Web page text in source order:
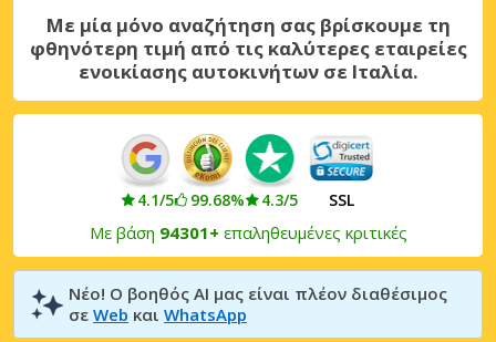
Με μία μόνο αναζήτηση σας βρίσκουμε τη
φθηνότερη τιμή από τις καλύτερες εταιρείες
ενοικίασης αυτοκινήτων σε Ιταλία.
4.1/5 99.68% 4.3/5 SSL
Με βάση 94301+ επαληθευμένες κριτικές
Νέο! Ο βοηθός AI μας είναι πλέον διαθέσιμος
σε Web και WhatsApp